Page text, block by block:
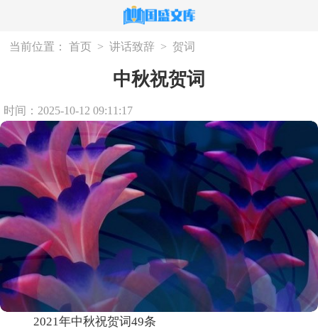
当前位置： 首页 > 讲话致辞 > 贺词
中秋祝贺词
时间：2025-10-12 09:11:17
2021年中秋祝贺词49条